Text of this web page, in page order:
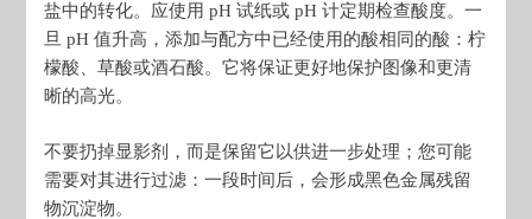
盐中的转化。应使用 pH 试纸或 pH 计定期检查酸度。一
旦 pH 值升高，添加与配方中已经使用的酸相同的酸：柠
檬酸、草酸或酒石酸。它将保证更好地保护图像和更清
晰的高光。
不要扔掉显影剂，而是保留它以供进一步处理；您可能
需要对其进行过滤：一段时间后，会形成黑色金属残留
物沉淀物。